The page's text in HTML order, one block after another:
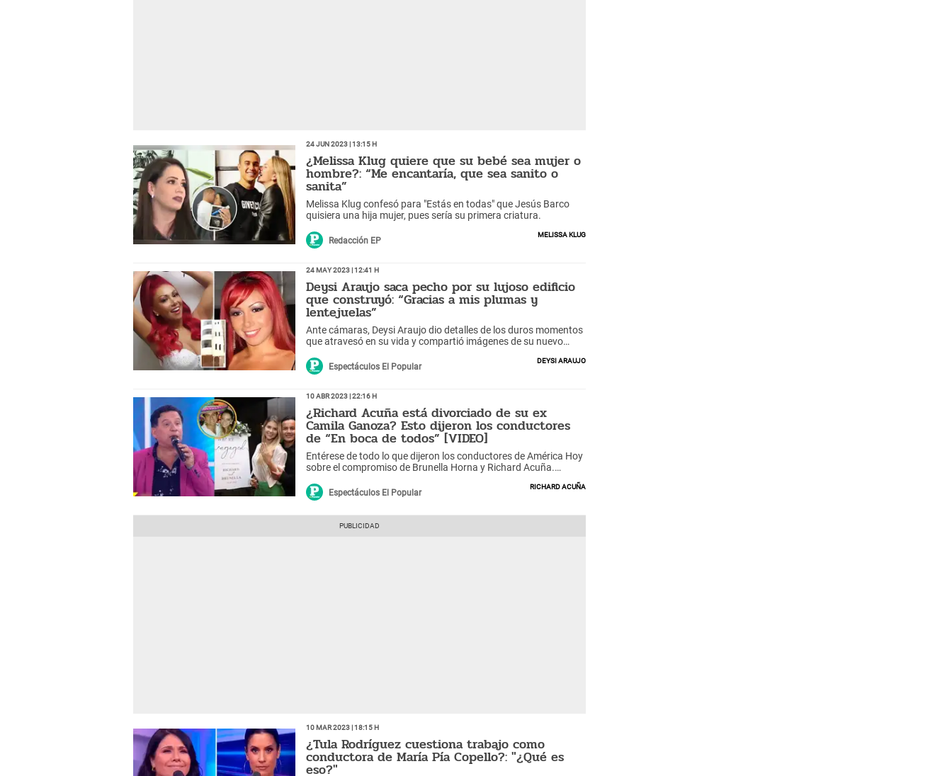
24 Jun 2023 | 13:15 h
¿Melissa Klug quiere que su bebé sea mujer o
hombre?: “Me encantaría, que sea sanito o
sanita”
Melissa Klug confesó para "Estás en todas" que Jesús Barco
quisiera una hija mujer, pues sería su primera criatura.
Redacción EP
Melissa Klug
24 May 2023 | 12:41 h
Deysi Araujo saca pecho por su lujoso edificio
que construyó: “Gracias a mis plumas y
lentejuelas”
Ante cámaras, Deysi Araujo dio detalles de los duros momentos
que atravesó en su vida y compartió imágenes de su nuevo
Espectáculos El Popular
Deysi Araujo
10 Abr 2023 | 22:16 h
¿Richard Acuña está divorciado de su ex
Camila Ganoza? Esto dijeron los conductores
de “En boca de todos” [VIDEO]
Entérese de todo lo que dijeron los conductores de América Hoy
sobre el compromiso de Brunella Horna y Richard Acuña.
Espectáculos El Popular
Richard Acuña
10 Mar 2023 | 18:15 h
¿Tula Rodríguez cuestiona trabajo como
conductora de María Pía Copello?: "¿Qué es
eso?"